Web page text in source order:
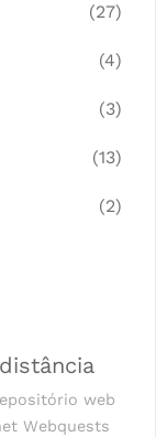
(27)
(4)
(3)
(13)
(2)
web
Webquests